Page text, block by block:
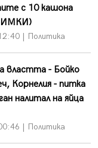
с 10 кашона
| Политика
властта - Бойко
Корнелия - питка
налитал на яйца
| Политика